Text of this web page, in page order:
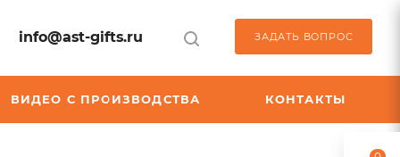
info@ast-gifts.ru ЗАДАТЬ ВОПРОС
ВИДЕО С ПРОИЗВОДСТВА КОНТАКТЫ